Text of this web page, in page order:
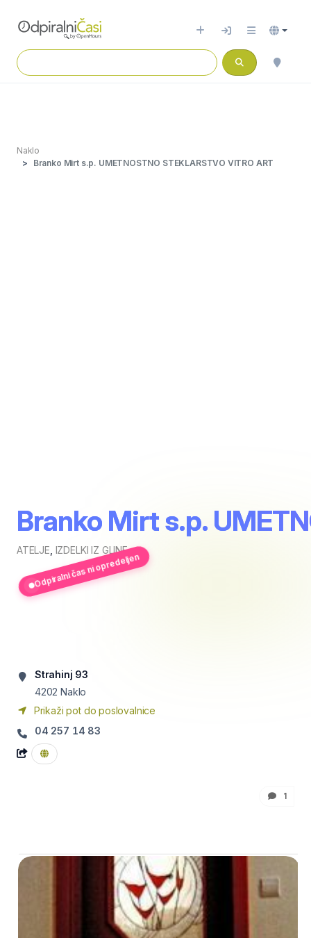
Naklo
Branko Mirt s.p. UMETNOSTNO STEKLARSTVO VITRO ART
Branko Mirt s.p.
ATELJE IZDELKI IZ GLINE
Odpiralni čas ni opredeljen
Strahinj 93
4202 Naklo
Prikaži pot do poslovalnice
04 257 14 83
1